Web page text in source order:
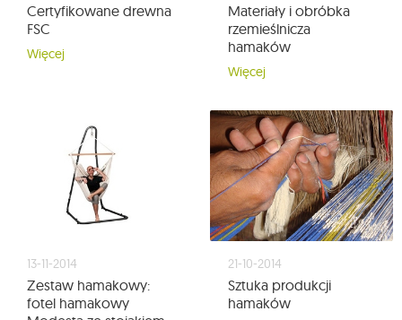
Certyfikowane drewna
FSC
Więcej
Materiały i obróbka
rzemieślnicza
hamaków
Więcej
13-11-2014
Zestaw hamakowy:
fotel hamakowy
21-10-2014
Sztuka produkcji
hamaków